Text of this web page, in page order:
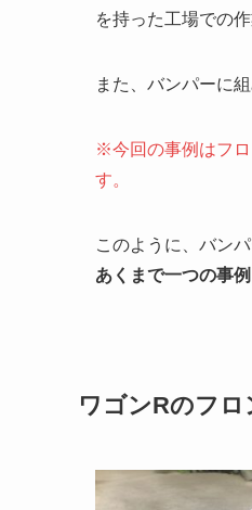
を持った工場での
また、バンパーに
※今回の事例はフ
す。
このように、バン
あくまで一つの事
ワゴンRのフ